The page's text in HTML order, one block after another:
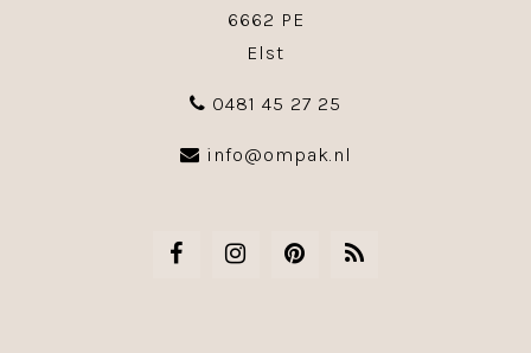
6662 PE
Elst
0481 45 27 25
info@ompak.nl